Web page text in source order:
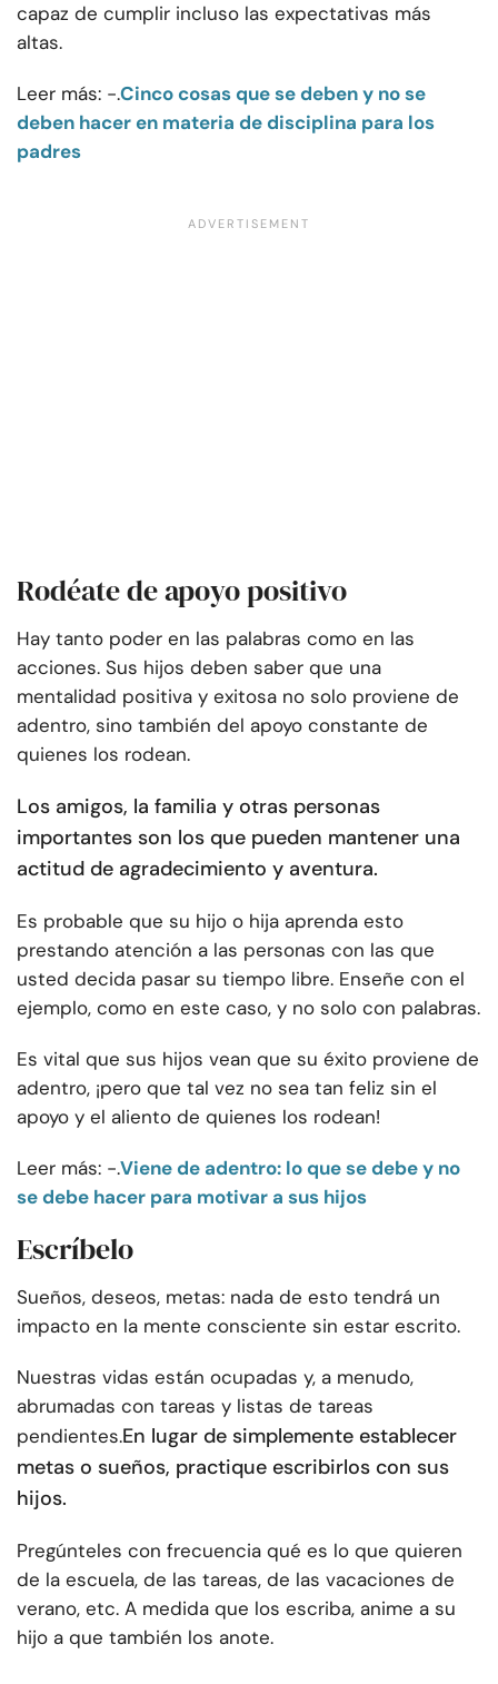
capaz de cumplir incluso las expectativas más
altas.
Leer más: -.Cinco cosas que se deben y no se
deben hacer en materia de disciplina para los
padres
Rodéate de apoyo positivo
Hay tanto poder en las palabras como en las
acciones. Sus hijos deben saber que una
mentalidad positiva y exitosa no solo proviene de
adentro, sino también del apoyo constante de
quienes los rodean.
Los amigos, la familia y otras personas
importantes son los que pueden mantener una
actitud de agradecimiento y aventura.
Es probable que su hijo o hija aprenda esto
prestando atención a las personas con las que
usted decida pasar su tiempo libre. Enseñe con el
ejemplo, como en este caso, y no solo con palabras.
Es vital que sus hijos vean que su éxito proviene de
adentro, ¡pero que tal vez no sea tan feliz sin el
apoyo y el aliento de quienes los rodean!
Leer más: -.Viene de adentro: lo que se debe y no
se debe hacer para motivar a sus hijos
Escríbelo
Sueños, deseos, metas: nada de esto tendrá un
impacto en la mente consciente sin estar escrito.
Nuestras vidas están ocupadas y, a menudo,
abrumadas con tareas y listas de tareas
pendientes.En lugar de simplemente establecer
metas o sueños, practique escribirlos con sus
hijos.
Pregúnteles con frecuencia qué es lo que quieren
de la escuela, de las tareas, de las vacaciones de
verano, etc. A medida que los escriba, anime a su
hijo a que también los anote.